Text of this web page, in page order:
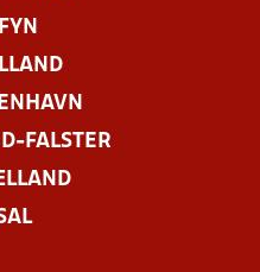
FALSTER